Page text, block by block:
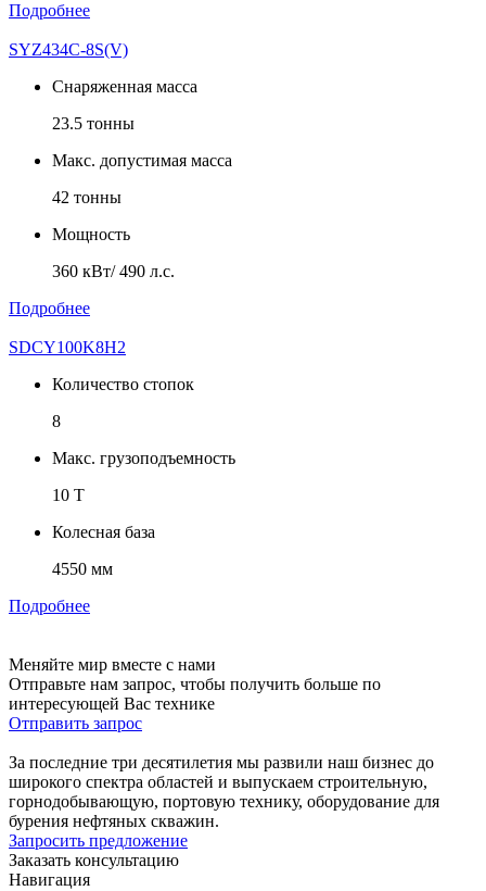
Подробнее
SYZ434C-8S(V)
Снаряженная масса
23.5 тонны
Макс. допустимая масса
42 тонны
Мощность
360 кВт/ 490 л.с.
Подробнее
SDCY100K8H2
Количество стопок
8
Макс. грузоподъемность
10 T
Колесная база
4550 мм
Подробнее
Меняйте мир вместе с нами
Отправьте нам запрос, чтобы получить больше по
интересующей Вас технике
Отправить запрос
За последние три десятилетия мы развили наш бизнес до
широкого спектра областей и выпускаем строительную,
горнодобывающую, портовую технику, оборудование для
бурения нефтяных скважин.
Запросить предложение
Заказать консультацию
Навигация